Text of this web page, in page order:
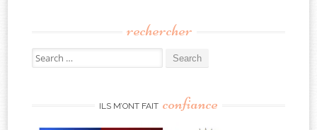
rechercher
Search
for:
ILS M’ONT FAIT confiance